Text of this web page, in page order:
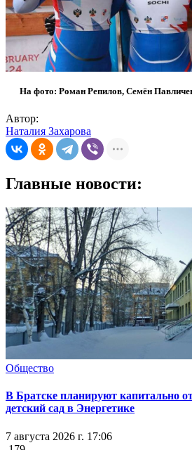
На фото: Роман Репилов, Семён
Автор:
Наталия Захарова
Главные новости:
Общество
В Братске планируют капитально
детский сад в Энергетике
7 августа 2026 г. 17:06